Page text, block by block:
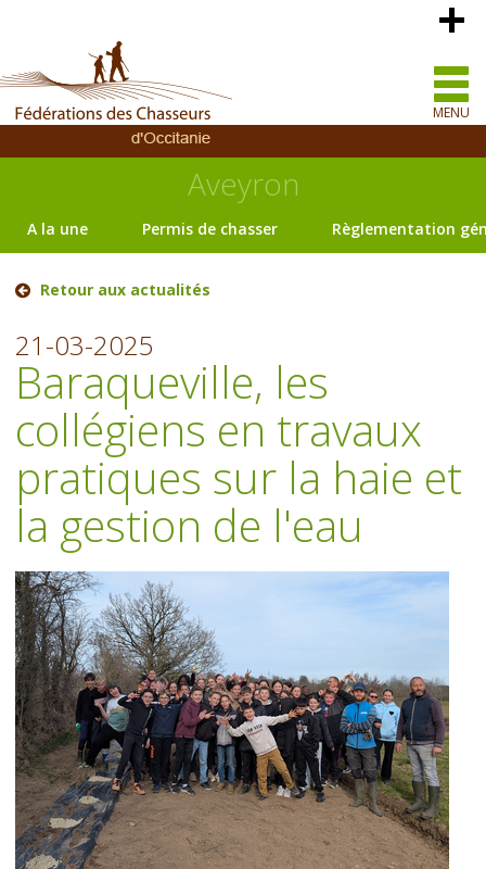
MENU
Aveyron
A la une Permis de chasser Règlementation
Retour aux actualités
21-03-2025
Baraqueville, les
collégiens en travaux
pratiques sur la haie et
la gestion de l'eau